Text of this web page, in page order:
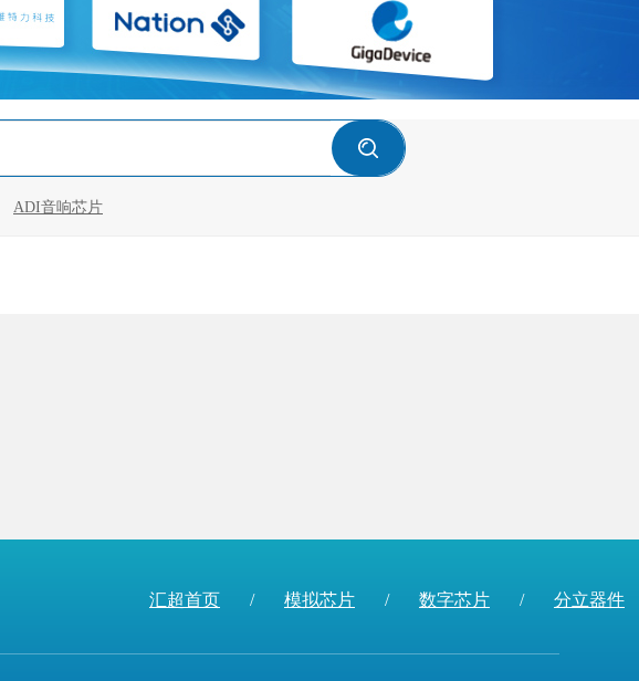
ADI音响芯片
汇超首页 / 模拟芯片 / 数字芯片 / 分立器件